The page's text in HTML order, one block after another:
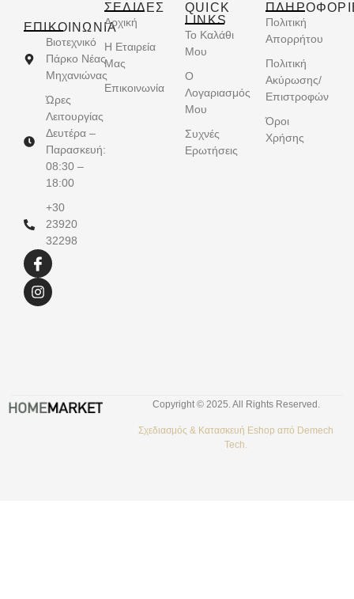
ΕΠΙΚΟΙΝΩΝΊΑ
Βιοτεχνικό
Πάρκο Νέας
Μηχανιώνας
Ώρες
Λειτουργίας
Δευτέρα –
Παρασκευή:
08:30 –
18:00
+30
23920
32298
ΣΕΛΙΔΕΣ
Αρχική
Η Εταιρεία
Μας
Επικοινωνία
QUICK
LINKS
Το Καλάθι
Μου
Ο
Λογαριασμός
Μου
Συχνές
Ερωτήσεις
Πολιτική
Απορρήτου
Πολιτική
Ακύρωσης/
Επιστροφών
Όροι
Χρήσης
Copyright © 2025. All Rights Reserved.
Σχεδιασμός & Κατασκευή Eshop από Demech
Tech.